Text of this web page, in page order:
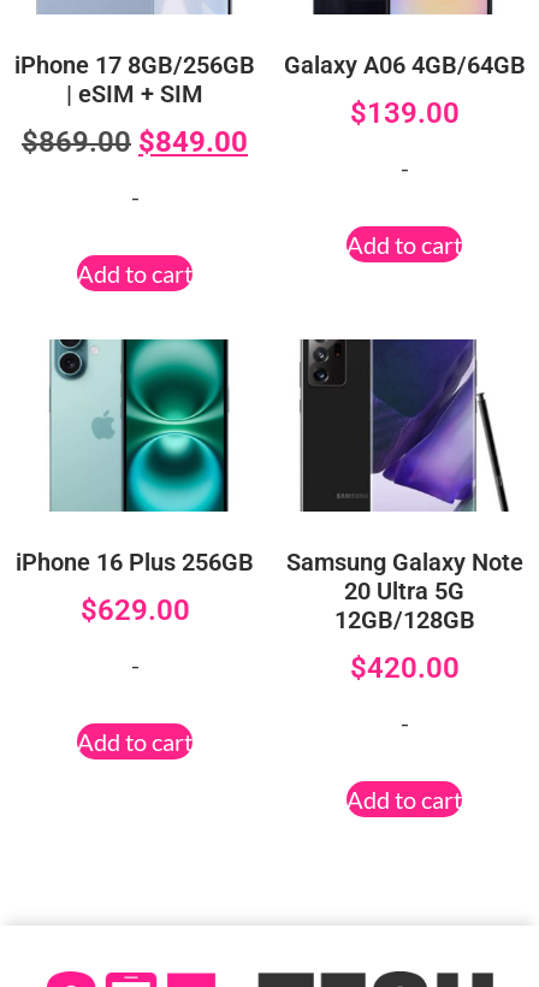
iPhone 17 8GB/256GB
| eSIM + SIM
$869.00 $849.00
-
Add to cart
Galaxy A06 4GB/64GB
$139.00
-
Add to cart
iPhone 16 Plus 256GB
$629.00
-
Add to cart
Samsung Galaxy Note
20 Ultra 5G
12GB/128GB
$420.00
-
Add to cart